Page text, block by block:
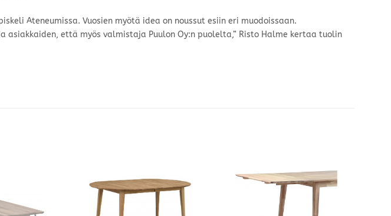
Ateneumissa. Vuosien myötä idea on noussut esiin eri muodoissaan.
että myös valmistaja Puulon Oy:n puolelta,” Risto Halme kertaa tuolin